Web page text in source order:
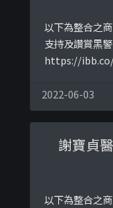
以下為整合之
支持及讚賞黑
https://
2022-06-03
謝寶貞
以下為整合之